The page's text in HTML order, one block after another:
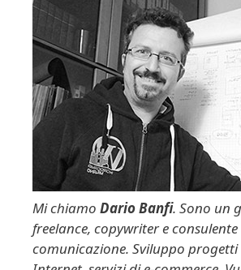
Mi chiamo Dario Banfi. Sono un
freelance, copywriter e
comunicazione. Sviluppo progetti